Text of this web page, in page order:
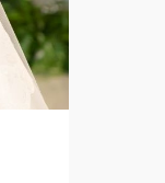
SUPPORT
お手伝い